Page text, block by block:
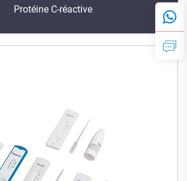
Protéine C-réactive